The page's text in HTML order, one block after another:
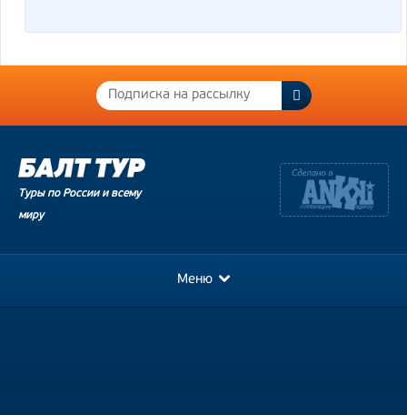
Туры по России и всему
миру
Меню